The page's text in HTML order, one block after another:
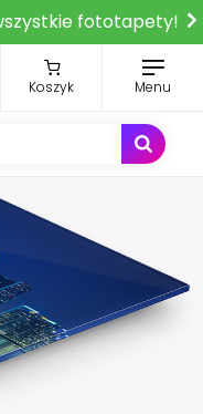
fototapety!
Koszyk Menu